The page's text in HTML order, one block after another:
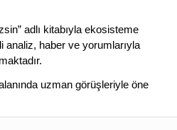
adlı kitabıyla ekosisteme
analiz, haber ve yorumlarıyla
uzman görüşleriyle öne